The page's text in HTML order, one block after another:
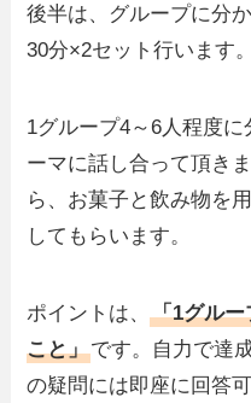
後半は、グループに分
30分×2セット行います。
1グループ4～6人程度
ーマに話し合って頂き
ら、お菓子と飲み物を
してもらいます。
ポイントは、「1グル
こと」です。自力で達
の疑問には即座に回答